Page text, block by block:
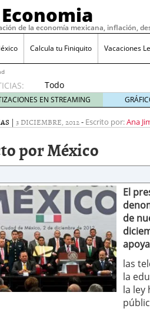
de la economía mexicana, inflación,
Calcula tu Finiquito Vacaciones
Todo
sobre
SIFX:
análisis
opiniones,
regulación,
seguridad
para
traders
en 2026
febrero
26, 2026
¿Cómo convertir el sueldo
Cómo enfrentar la reforma
un software de control de
¿Cómo encontrar un seguro
Cómo acabará el año la
EN STREAMING
| 3 DICIEMBRE, 2012- Escrito por:Ana
por México
El
de
las
la
la ley